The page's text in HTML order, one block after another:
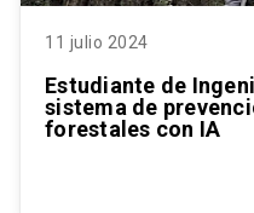
11 julio 2024
Estudiante de
sistema de
forestales con IA